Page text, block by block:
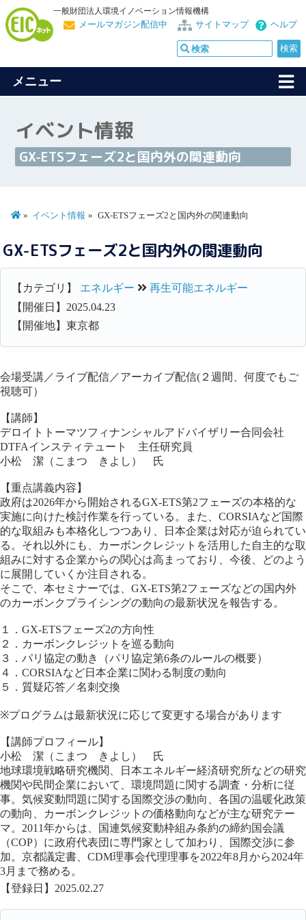
一般財団法人環境イノベーション情報機構
ヘルプ
サイトマップ
メールマガジン配信中
メニュー
イベント情報
GX-ETSフェーズ2と国内外の関連動向
イベント情報 GX-ETSフェーズ2と国内外の関連動向
GX-ETSフェーズ2と国内外の関連動向
【カテゴリ】 エネルギー
再生可能エネルギー
【開催日】2025.04.23
【開催地】東京都
会場受講／ライブ配信／アーカイブ配信(２週間、何度でもご
視聴可）
【講師】
デロイトトーマツフィナンシャルアドバイザリー合同会社
DTFAインスティテュート 主任研究員
小松 潔（こまつ きよし） 氏
【重点講義内容】
政府は2026年から開始されるGX-ETS第2フェーズの本格的な
実施に向けた検討作業を行っている。また、CORSIAなど国際
的な取組みも本格化しつつあり、日本企業は対応が迫られてい
る。それ以外にも、カーボンクレジットを活用した自主的な取
組みに対する企業からの関心は高まっており、今後、どのよう
に展開していくか注目される。
そこで、本セミナーでは、GX-ETS第2フェーズなどの国内外
のカーボンクプライシングの動向の最新状況を報告する。
１．GX-ETSフェーズ2の方向性
２．カーボンクレジットを巡る動向
３．パリ協定の動き（パリ協定第6条のルールの概要）
４．CORSIAなど日本企業に関わる制度の動向
５．質疑応答／名刺交換
※プログラムは最新状況に応じて変更する場合があります
【講師プロフィール】
小松 潔（こまつ きよし） 氏
地球環境戦略研究機関、日本エネルギー経済研究所などの研究
機関や民間企業において、環境問題に関する調査・分析に従
事。気候変動問題に関する国際交渉の動向、各国の温暖化政策
の動向、カーボンクレジットの価格動向などが主な研究テー
マ。2011年からは、国連気候変動枠組み条約の締約国会議
（COP）に政府代表団に専門家として加わり、国際交渉に参
加。京都議定書、CDM理事会代理理事を2022年8月から2024年
3月まで務める。
【登録日】2025.02.27